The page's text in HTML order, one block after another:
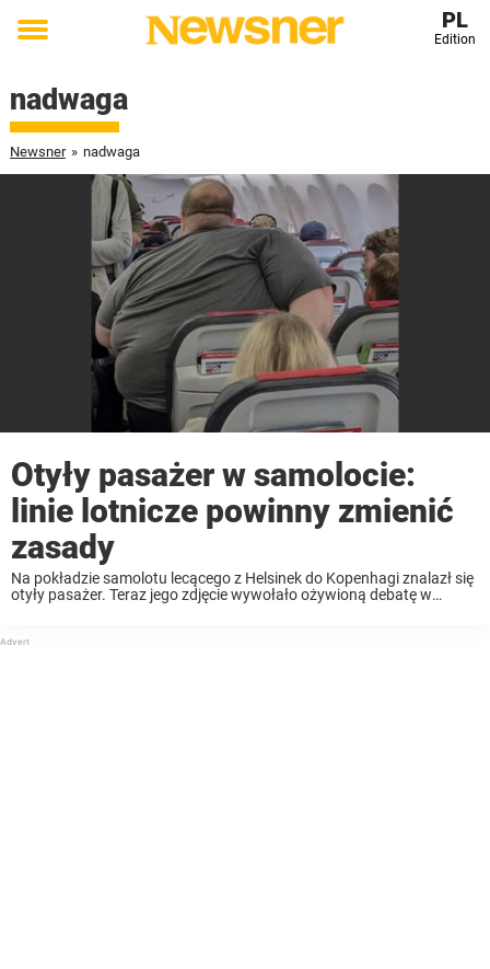
Toggle
PL
Edition
nadwaga
Newsner » nadwaga
Otyły pasażer w samolocie:
linie lotnicze powinny zmienić
zasady
Na pokładzie samolotu lecącego z Helsinek do Kopenhagi znalazł się
otyły pasażer. Teraz jego zdjęcie wywołało ożywioną debatę w